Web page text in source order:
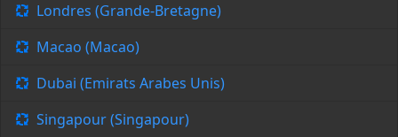
Londres (Grande-Bretagne)
Macao (Macao)
Dubai (Emirats Arabes Unis)
Singapour (Singapour)